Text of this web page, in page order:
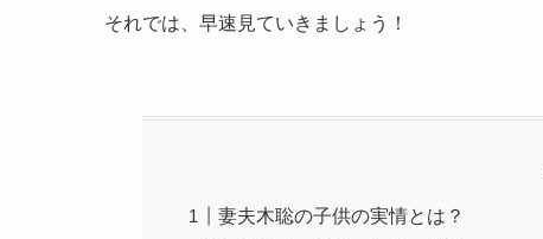
それでは、早速見ていきましょう！
妻夫木聡の子供の実情とは？